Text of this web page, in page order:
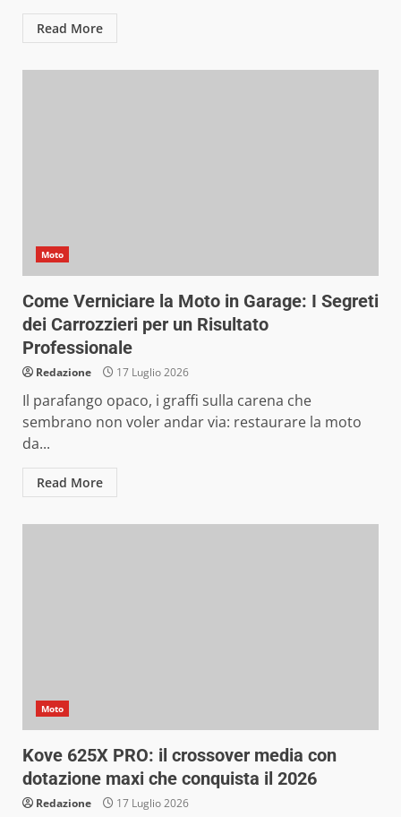
Read More
Moto
Come Verniciare la Moto in Garage: I Segreti
dei Carrozzieri per un Risultato
Professionale
Redazione 17 Luglio 2026
Il parafango opaco, i graffi sulla carena che
sembrano non voler andar via: restaurare la moto
da...
Read More
Moto
Kove 625X PRO: il crossover media con
dotazione maxi che conquista il 2026
Redazione 17 Luglio 2026